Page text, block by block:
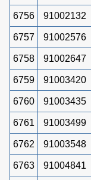
6756 91002132
6757 91002576
6758 91002647
6759 91003420
6760 91003435
6761 91003499
6762 91003548
6763 91004841